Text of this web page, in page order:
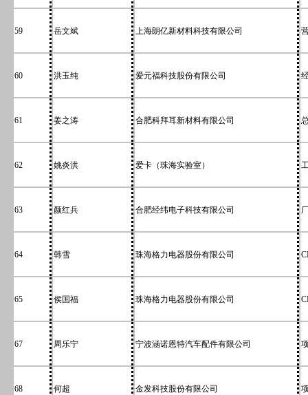
59 岳文斌 上海朗亿新材料科技有限公司
60 洪玉纯 爱元福科技股份有限公司
61 姜之涛 合肥科拜耳新材料有限公司
62 姚炎洪 爱卡（珠海实验室）
63 颜红兵 合肥经纬电子科技有限公司
64 韩雪 珠海格力电器股份有限公司
65 侯国福 珠海格力电器股份有限公司
67 周乐宁 宁波涵诺恩特汽车配件有限公司
68 何超 金发科技股份有限公司